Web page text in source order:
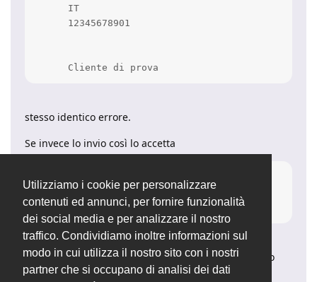
Utilizziamo i cookie per personalizzare
contenuti ed annunci, per fornire funzionalità
dei social media e per analizzare il nostro
traffico. Condividiamo inoltre informazioni sul
modo in cui utilizza il nostro sito con i nostri
partner che si occupano di analisi dei dati
      IT
      12345678901
      Cliente di prova
stesso identico errore.
Se invece lo invio così lo accetta
      Cliente di prova
E' evidente, in questo caso, che il cliente è registrato
all'anagrafe tributaria attraverso il codice fiscale, se